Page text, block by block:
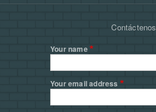
Contáctenos
Your name
Your email address